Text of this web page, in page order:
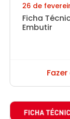
26 de
Ficha
Embutir